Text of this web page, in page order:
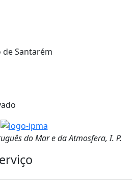
Santarém
do Mar e da Atmosfera, I. P.